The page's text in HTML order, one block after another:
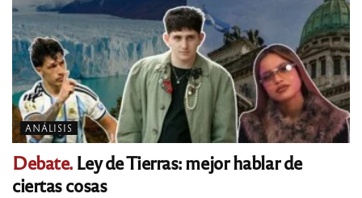
ANÁLISIS
Debate.Ley de Tierras: mejor hablar de
ciertas cosas